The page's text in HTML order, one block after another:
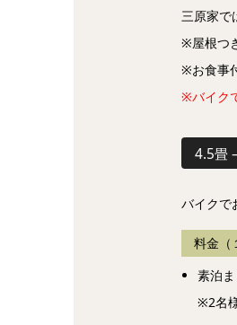
三原家で
※屋根つ
※お食事
※バイク
4.5畳
バイクで
料金（
素泊
※2名